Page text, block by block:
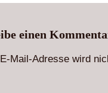
einen
Mail-Adresse wird